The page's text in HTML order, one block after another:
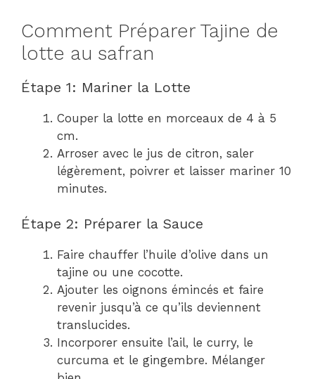
Comment Préparer Tajine de
lotte au safran
Étape 1: Mariner la Lotte
Couper la lotte en morceaux de 4 à 5
cm.
Arroser avec le jus de citron, saler
légèrement, poivrer et laisser mariner 10
minutes.
Étape 2: Préparer la Sauce
Faire chauffer l’huile d’olive dans un
tajine ou une cocotte.
Ajouter les oignons émincés et faire
revenir jusqu’à ce qu’ils deviennent
translucides.
Incorporer ensuite l’ail, le curry, le
curcuma et le gingembre. Mélanger